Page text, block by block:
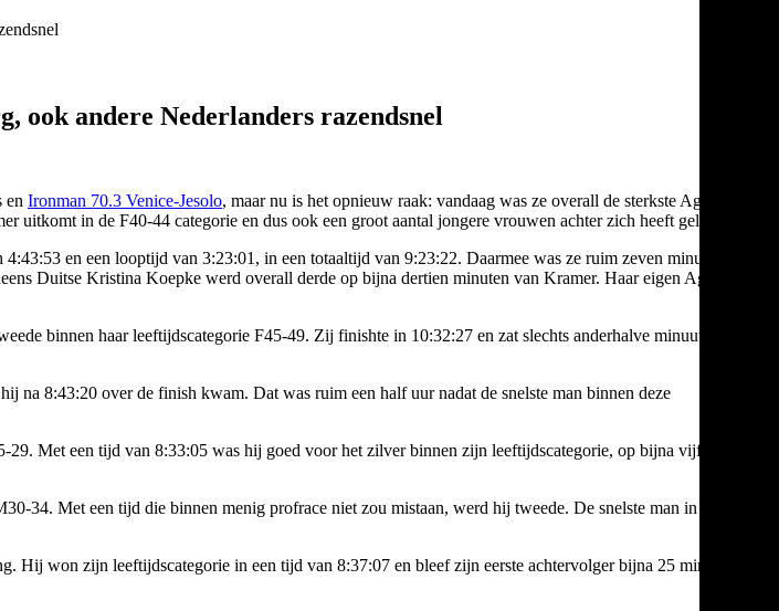
andere Nederlanders razendsnel
en Ironman 70.3 Venice-Jesolo, maar nu is het opnieuw raak: vandaag was ze overall de sterkste Age
in de F40-44 categorie en dus ook een groot aantal jongere vrouwen achter zich heeft gelaten.
en een looptijd van 3:23:01, in een totaaltijd van 9:23:22. Daarmee was ze ruim zeven minuten
Duitse Kristina Koepke werd overall derde op bijna dertien minuten van Kramer. Haar eigen Age
binnen haar leeftijdscategorie F45-49. Zij finishte in 10:32:27 en zat slechts anderhalve minuut achter
na 8:43:20 over de finish kwam. Dat was ruim een half uur nadat de snelste man binnen deze
29. Met een tijd van 8:33:05 was hij goed voor het zilver binnen zijn leeftijdscategorie, op bijna vijf
34. Met een tijd die binnen menig profrace niet zou mistaan, werd hij tweede. De snelste man in deze
Hij won zijn leeftijdscategorie in een tijd van 8:37:07 en bleef zijn eerste achtervolger bijna 25 minuten